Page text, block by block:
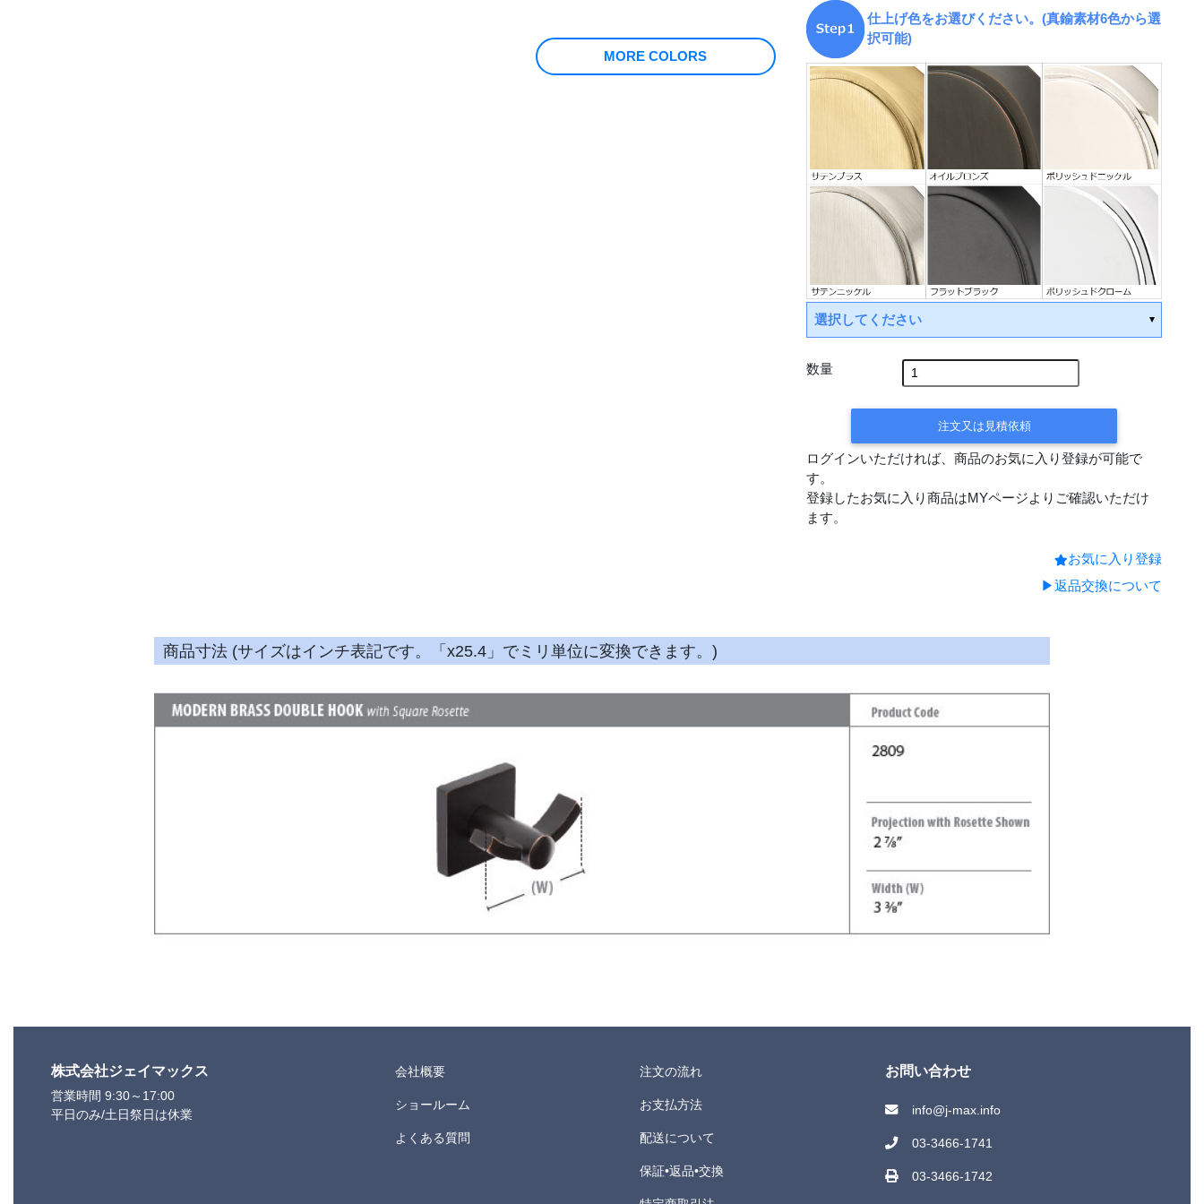
MORE COLORS
仕上げ色をお選びください。(真鍮素材6色から選
択可能)
選択してください
受注後手配(3～4週間後の出荷)
受注後手配(3～4週間後の
出荷)
受注後手配(3～4週間後の出荷)
受注後手配(3～4週間後の
数量
注文又は見積依頼
ログインいただければ、商品のお気に入り登録が可能で
す。
登録したお気に入り商品はMYページよりご確認いただけ
ます。
お気に入り登録
▶返品交換について
商品寸法 (サイズはインチ表記です。「x25.4」でミリ単位に変換できます。)
株式会社ジェイマックス
営業時間 9:30～17:00
平日のみ/土日祭日は休業
会社概要
ショールーム
よくある質問
注文の流れ
お支払方法
配送について
保証•返品•交換
お問い合わせ
info@j-max.info
03-3466-1741
03-3466-1742